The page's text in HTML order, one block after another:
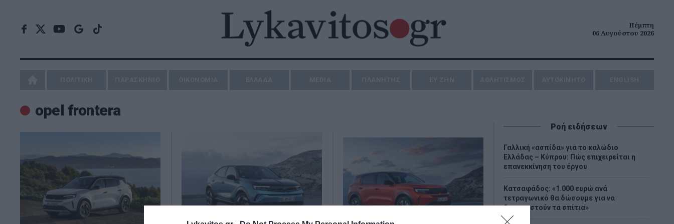
Πέμπτη
06 Αυγούστου 2026
opel frontera
Ροή ειδήσεων
Γαλλική «ασπίδα» για το καλώδιο
Ελλάδας – Κύπρου: Πώς επιχειρείται η
επανεκκίνηση του έργου
Κατσαφάδος: «1.000 ευρώ ανά
τετραγωνικό θα δώσουμε για να
ξαναχτιστούν τα σπίτια»